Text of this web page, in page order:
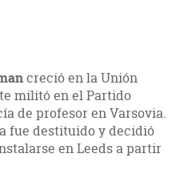
creció en la Unión
militó en el Partido
de profesor en Varsovia.
fue destituido y decidió
en Leeds a partir